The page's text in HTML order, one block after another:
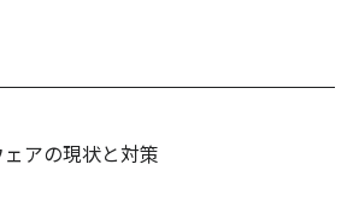
アの現状と対策